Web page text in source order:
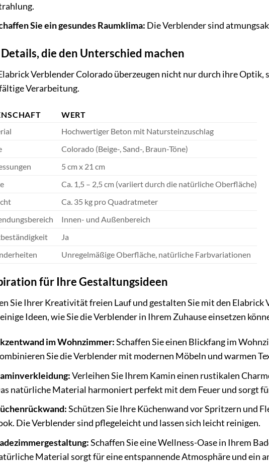
Sie ein gesundes Raumklima: Die Verblender sind
die den Unterschied machen
Verblender Colorado überzeugen nicht nur durch ihre Optik,
Verarbeitung.
WERT
Hochwertiger Beton mit Natursteinzuschlag
Colorado (Beige-, Sand-, Braun-Töne)
5 cm x 21 cm
Ca. 1,5 – 2,5 cm (variiert durch die natürliche Oberfläche)
Ca. 35 kg pro Quadratmeter
Innen- und Außenbereich
Ja
Unregelmäßige Oberfläche, natürliche Farbvariationen
für Ihre Gestaltungsideen
Sie Ihrer Kreativität freien Lauf und gestalten Sie mit den
Ideen, wie Sie die Verblender in Ihrem Zuhause einsetzen
im Wohnzimmer:Schaffen Sie einen Blickfang im
Sie die Verblender mit modernen Möbeln und warmen
Verleihen Sie Ihrem Kamin einen rustikalen
natürliche Material harmoniert perfekt mit dem Feuer und sorgt
Schützen Sie Ihre Küchenwand vor Spritzern und
Die Verblender sind pflegeleicht und lassen sich leicht reinigen.
Schaffen Sie eine Wellness-Oase in Ihrem
Material sorgt für eine entspannende Atmosphäre und ein